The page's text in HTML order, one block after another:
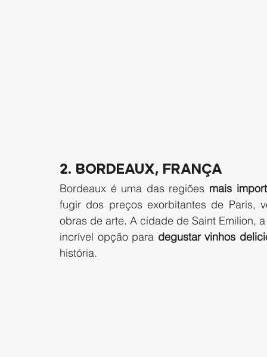
2. Bordeaux, França
Bordeaux é uma das regiões mais
fugir dos preços exorbitantes de Paris,
obras de arte. A cidade de Saint Emilion,
incrível opção para degustar vinhos
história.